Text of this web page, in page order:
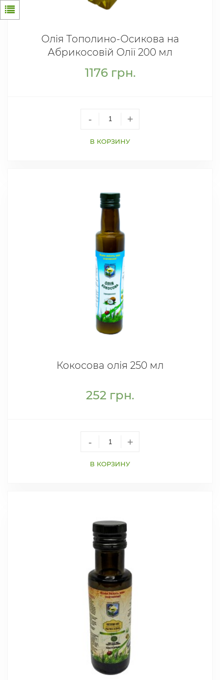
Олія Тополино-Осикова на
Абрикосовій Олії 200 мл
1176 грн.
- +
В КОРЗИНУ
Кокосова олія 250 мл
252 грн.
- +
В КОРЗИНУ